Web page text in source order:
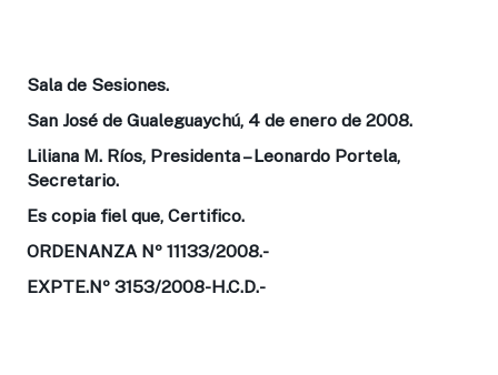
Sala de Sesiones.
San José de Gualeguaychú, 4 de enero de 2008.
Liliana M. Ríos, Presidenta – Leonardo Portela,
Secretario.
Es copia fiel que, Certifico.
ORDENANZA Nº 11133/2008.-
EXPTE.Nº 3153/2008-H.C.D.-